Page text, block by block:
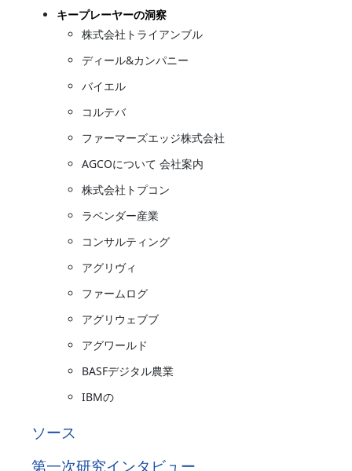
キープレーヤーの洞察
株式会社トライアンブル
ディール&カンパニー
バイエル
コルテバ
ファーマーズエッジ株式会社
AGCOについて 会社案内
株式会社トプコン
ラベンダー産業
コンサルティング
アグリヴィ
ファームログ
アグリウェブブ
アグワールド
BASFデジタル農業
IBMの
ソース
第一次研究インタビュー